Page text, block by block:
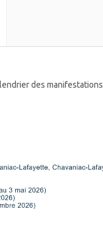
des manifestations